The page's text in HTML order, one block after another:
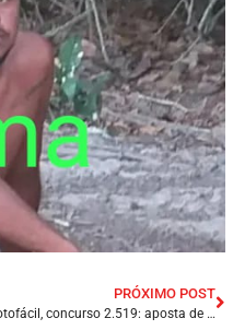
PRÓXIMO POST
Lotofácil, concurso 2.519: aposta de Vitorino Freire (MA) acerta os 15 números e fatura R$ 930,9 mil.